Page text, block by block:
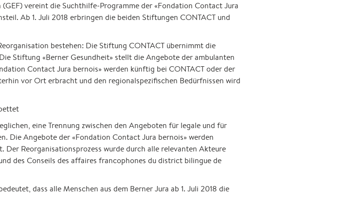
vereint die Suchthilfe-Programme der «Fondation Contact Jura
Ab 1. Juli 2018 erbringen die beiden Stiftungen CONTACT und
bestehen: Die Stiftung CONTACT übernimmt die
Stiftung «Berner Gesundheit» stellt die Angebote der ambulanten
Contact Jura bernois» werden künftig bei CONTACT oder der
vor Ort erbracht und den regionalspezifischen Bedürfnissen wird
eine Trennung zwischen den Angeboten für legale und für
Die Angebote der «Fondation Contact Jura bernois» werden
Reorganisationsprozess wurde durch alle relevanten Akteure
des Conseils des affaires francophones du district bilingue de
dass alle Menschen aus dem Berner Jura ab 1. Juli 2018 die